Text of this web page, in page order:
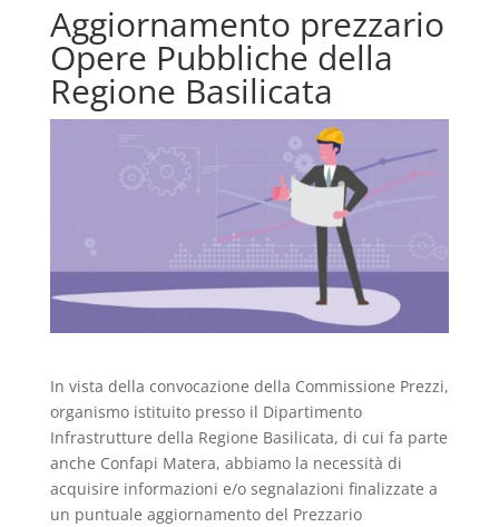
Aggiornamento prezzario
Opere Pubbliche della
Regione Basilicata
In vista della convocazione della Commissione Prezzi,
organismo istituito presso il Dipartimento
Infrastrutture della Regione Basilicata, di cui fa parte
anche Confapi Matera, abbiamo la necessità di
acquisire informazioni e/o segnalazioni finalizzate a
un puntuale aggiornamento del Prezzario